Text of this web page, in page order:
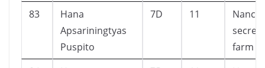
83
Hana
Apsariningtyas
Puspito
7D 11
Nancy
secret
farm